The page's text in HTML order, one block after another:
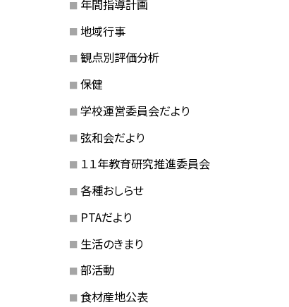
年間指導計画
地域行事
観点別評価分析
保健
学校運営委員会だより
弦和会だより
１１年教育研究推進委員会
各種おしらせ
PTAだより
生活のきまり
部活動
食材産地公表